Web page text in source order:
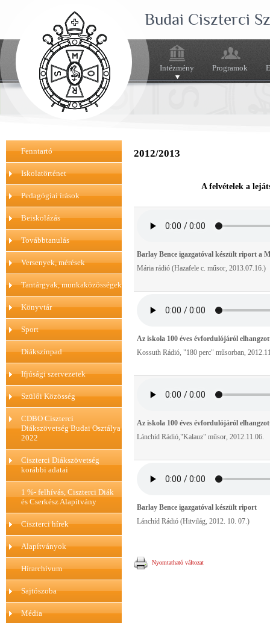
Budai Ciszterci
Intézmény Programok
Fenntartó
Iskolatörténet
Pedagógiai írások
Beiskolázás
Továbbtanulás
Versenyek, mérések
Tantárgyak, munkaközösségek
Könyvtár
Sport
Diákszínpad
Ifjúsági szervezetek
Szülői Közösség
CDBO Ciszterci
Diákszövetség Budai Osztálya
2022
Ciszterci Diákszövetség
korábbi adatai
1 %- felhívás, Ciszterci Diák
és Cserkész Alapítvány
Ciszterci hírek
Alapítványok
Hírarchívum
Sajtószoba
Média
2012/2013
A felvételek a
Barlay Bence igazgatóval készült riport a
Mária rádió (Hazafele c. műsor, 2013.07.16.)
Az iskola 100 éves évfordulójáról
Kossuth Rádió, "180 perc" műsorban,
Az iskola 100 éves évfordulójáról
Lánchíd Rádió,"Kalauz" műsor, 2012.11.06.
Barlay Bence igazgatóval készült riport
Lánchíd Rádió (Hitvilág, 2012. 10. 07.)
Nyomtatható változat